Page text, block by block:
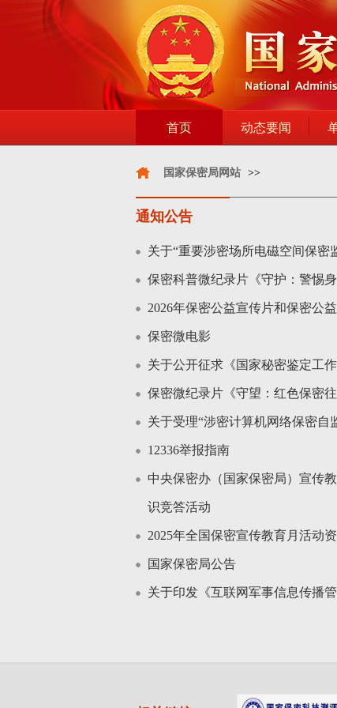
首页 动态要闻
国家保密局网站 >>
通知公告
关于“重要涉密场所电磁空间保密
保密科普微纪录片《守护：警惕身
2026年保密公益宣传片和保密公
保密微电影
关于公开征求《国家秘密鉴定工
保密微纪录片《守望：红色保密往
关于受理“涉密计算机网络保密自
12336举报指南
中央保密办（国家保密局）宣传
识竞答活动
2025年全国保密宣传教育月活动资
国家保密局公告
关于印发《互联网军事信息传播